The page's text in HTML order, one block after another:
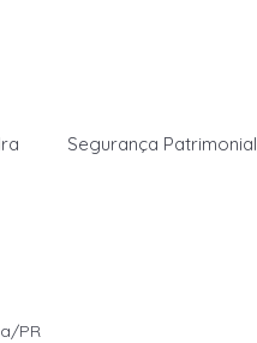
Segurança Patrimonial
PR